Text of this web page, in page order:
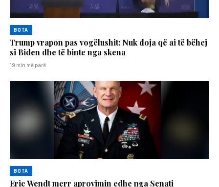
BOTA
Trump vrapon pas vogëlushit: Nuk doja që ai të bëhej
si Biden dhe të binte nga skena
19 min më parë
BOTA
Eric Wendt merr aprovimin edhe nga Senati